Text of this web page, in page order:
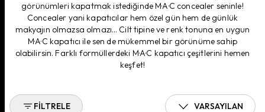
görünümleri kapatmak istediğinde M·A·C concealer seninle!
Concealer yani kapatıcılar hem özel gün hem de günlük
makyajın olmazsa olmazı… Cilt tipine ve renk tonuna en uygun
M·A·C kapatıcı ile sen de mükemmel bir görünüme sahip
olabilirsin. Farklı formüllerdeki M·A·C kapatıcı çeşitlerini hemen
keşfet!
FILTRELE VARSAYILAN